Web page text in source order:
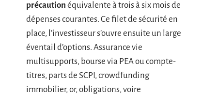
précaution équivalente à trois à six mois de
dépenses courantes. Ce filet de sécurité en
place, l’investisseur s’ouvre ensuite un large
éventail d’options. Assurance vie
multisupports, bourse via PEA ou compte-
titres, parts de SCPI, crowdfunding
immobilier, or, obligations, voire